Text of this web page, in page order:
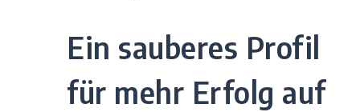
Ein sauberes Profil
für mehr Erfolg auf